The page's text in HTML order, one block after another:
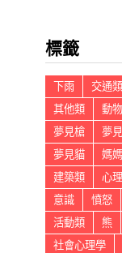
字:
標籤
下雨 交通類
其他類
動
夢見槍
夢
夢見貓
媽媽
建築類
心
意識
憤怒
活動類
熊
社會心理學